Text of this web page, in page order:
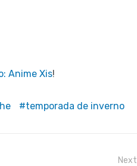
Anime Xis!
temporada de inverno
Next